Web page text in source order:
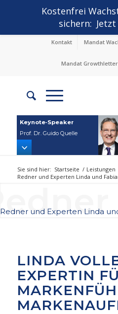
Kontakt Mandat
Mandat
Keynote‑Speaker
Prof. Dr. Guido Quelle
Sie sind hier: Startseite / Leistungen
Redner und Experten Linda und
Redner und Experten Linda
LINDA
EXPERTIN
Kostenfrei
sichern: